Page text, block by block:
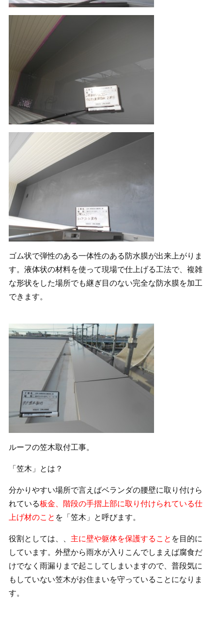
ゴム状で弾性のある一体性のある防水膜が出来上がりま
す。液体状の材料を使って現場で仕上げる工法で、複雑
な形状をした場所でも継ぎ目のない完全な防水膜を加工
できます。
ルーフの笠木取付工事。
「笠木」とは？
分かりやすい場所で言えばベランダの腰壁に取り付けら
れている板金、階段の手摺上部に取り付けられている仕
上げ材のこと を「笠木」と呼びます。
役割としては、、 主に壁や躯体を保護すること を目的に
しています。外壁から雨水が入りこんでしまえば腐食だ
けでなく雨漏りまで起こしてしまいますので、普段気に
もしていない笠木がお住まいを守っていることになりま
す。